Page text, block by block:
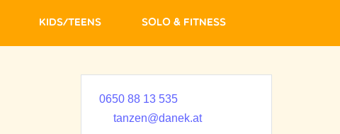
Kids/Teens Solo & Fitness
0650 88 13 535
tanzen@danek.at